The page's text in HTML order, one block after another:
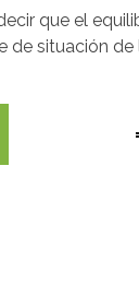
que el
de situación de